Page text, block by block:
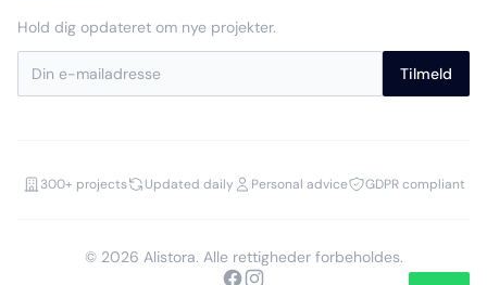
Hold dig opdateret om nye projekter.
Tilmeld
300+ projects Updated daily Personal advice GDPR compliant
© 2026 Alistora. Alle rettigheder forbeholdes.